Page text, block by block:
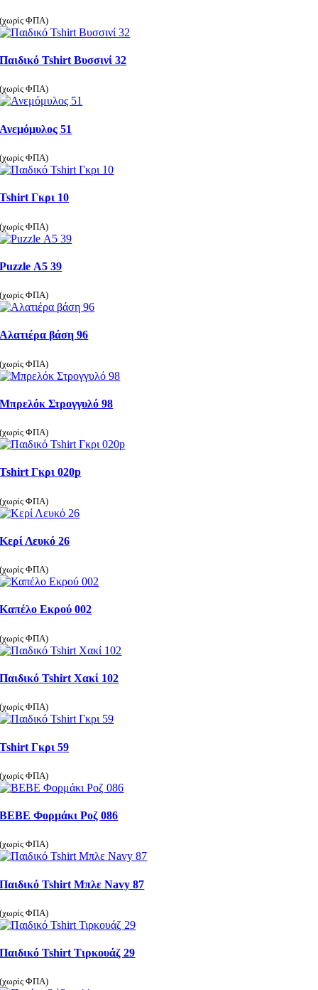
(χωρίς ΦΠΑ)
Παιδικό Tshirt Βυσσινί 32
(χωρίς ΦΠΑ)
Ανεμόμυλος 51
(χωρίς ΦΠΑ)
Tshirt Γκρι 10
(χωρίς ΦΠΑ)
Puzzle Α5 39
(χωρίς ΦΠΑ)
Αλατιέρα βάση 96
(χωρίς ΦΠΑ)
Μπρελόκ Στρογγυλό 98
(χωρίς ΦΠΑ)
Tshirt Γκρι 020p
(χωρίς ΦΠΑ)
Κερί Λευκό 26
(χωρίς ΦΠΑ)
Καπέλο Εκρού 002
(χωρίς ΦΠΑ)
Παιδικό Tshirt Χακί 102
(χωρίς ΦΠΑ)
Tshirt Γκρι 59
(χωρίς ΦΠΑ)
ΒΕΒΕ Φορμάκι Ροζ 086
(χωρίς ΦΠΑ)
Παιδικό Tshirt Μπλε Navy 87
(χωρίς ΦΠΑ)
Παιδικό Tshirt Τιρκουάζ 29
(χωρίς ΦΠΑ)